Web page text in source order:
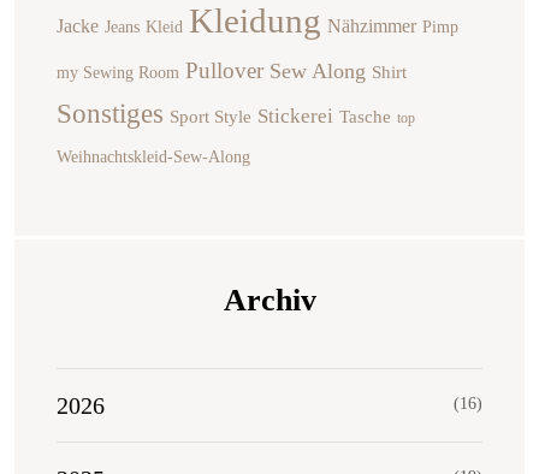
Jacke Jeans Kleid Kleidung Nähzimmer Pimp
my Sewing Room Pullover Sew Along Shirt
Sonstiges Sport Style Stickerei Tasche top
Weihnachtskleid-Sew-Along
Archiv
2026 (16)